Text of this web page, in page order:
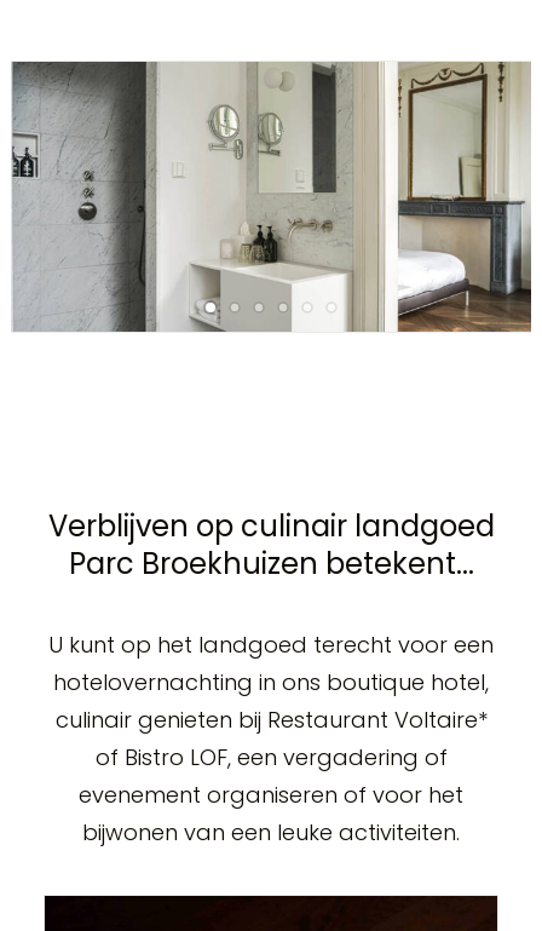
Verblijven op culinair landgoed
Parc Broekhuizen betekent...
U kunt op het landgoed terecht voor een
hotelovernachting in ons boutique hotel,
culinair genieten bij Restaurant Voltaire*
of Bistro LOF, een vergadering of
evenement organiseren of voor het
bijwonen van een leuke activiteiten.